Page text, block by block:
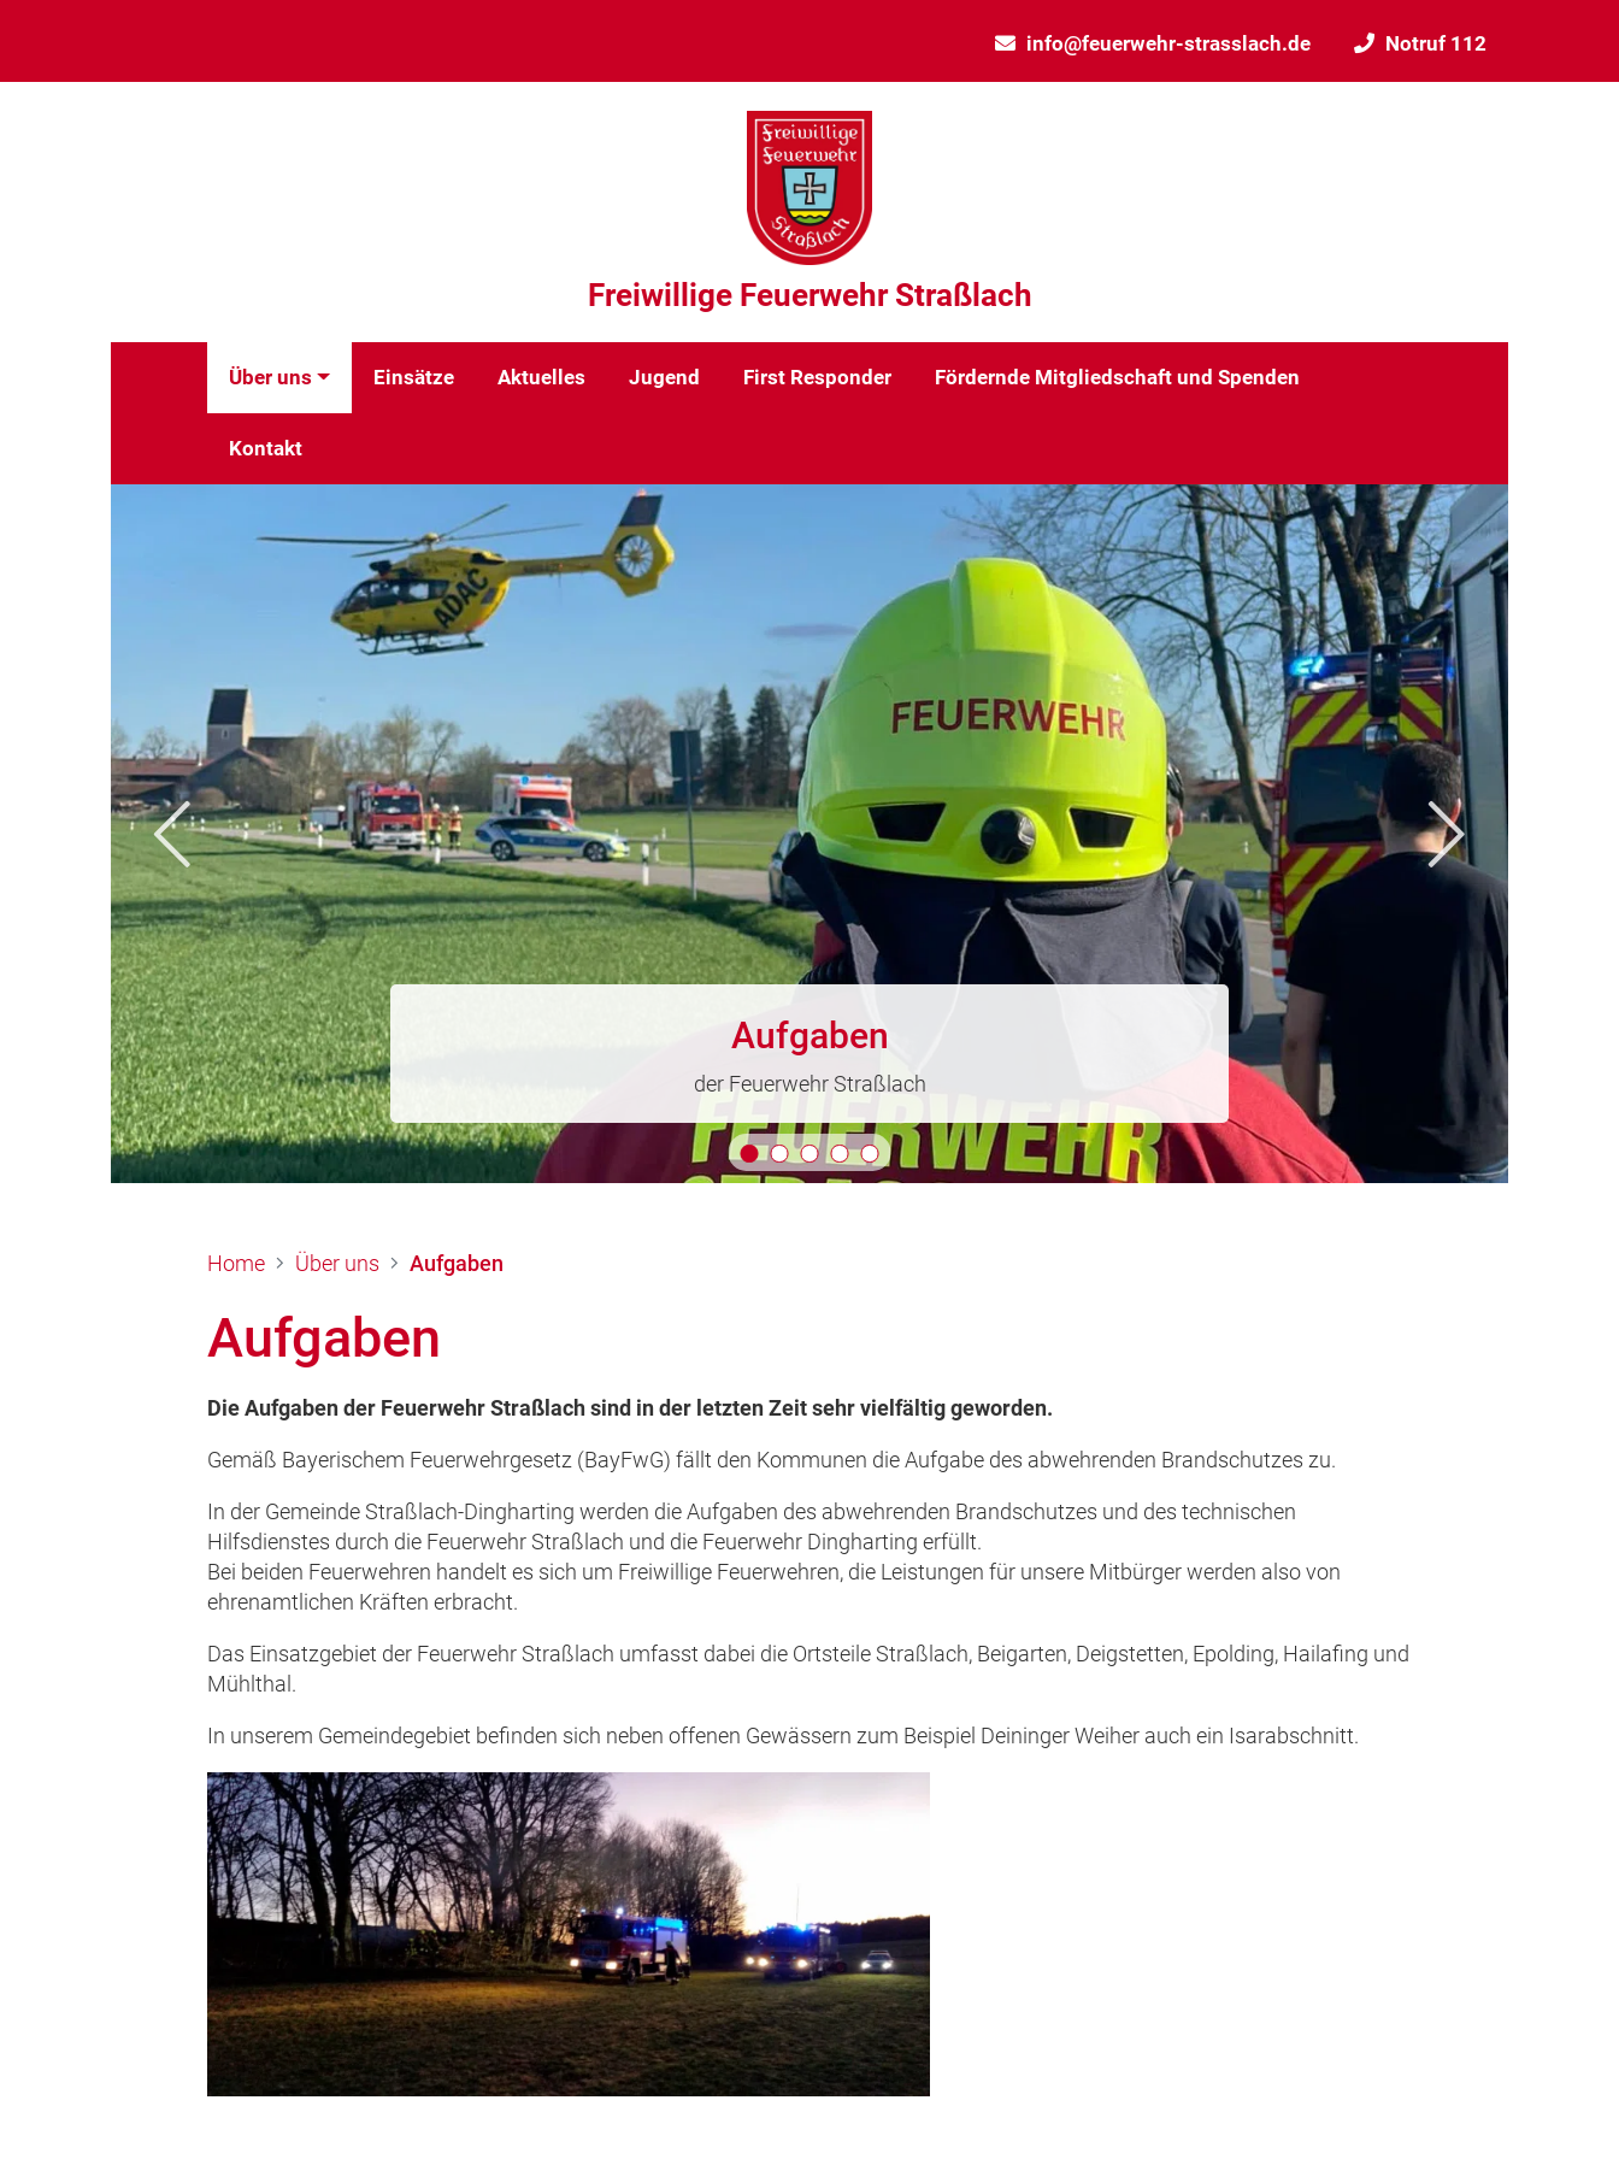
info@feuerwehr-strasslach.de Notruf 112
Freiwillige Feuerwehr Straßlach
Über uns Einsätze Aktuelles Jugend First Responder Fördernde Mitgliedschaft und Spenden
Kontakt
Home Über uns Aufgaben
Aufgaben
Die Aufgaben der Feuerwehr Straßlach sind in der letzten Zeit sehr vielfältig geworden.
Gemäß Bayerischem Feuerwehrgesetz (BayFwG) fällt den Kommunen die Aufgabe des abwehrenden Brandschutzes zu.
In der Gemeinde Straßlach-Dingharting werden die Aufgaben des abwehrenden Brandschutzes und des technischen
Hilfsdienstes durch die Feuerwehr Straßlach und die Feuerwehr Dingharting erfüllt.
Bei beiden Feuerwehren handelt es sich um Freiwillige Feuerwehren, die Leistungen für unsere Mitbürger werden also von
ehrenamtlichen Kräften erbracht.
Das Einsatzgebiet der Feuerwehr Straßlach umfasst dabei die Ortsteile Straßlach, Beigarten, Deigstetten, Epolding, Hailafing und
Mühlthal.
In unserem Gemeindegebiet befinden sich neben offenen Gewässern zum Beispiel Deininger Weiher auch ein Isarabschnitt.